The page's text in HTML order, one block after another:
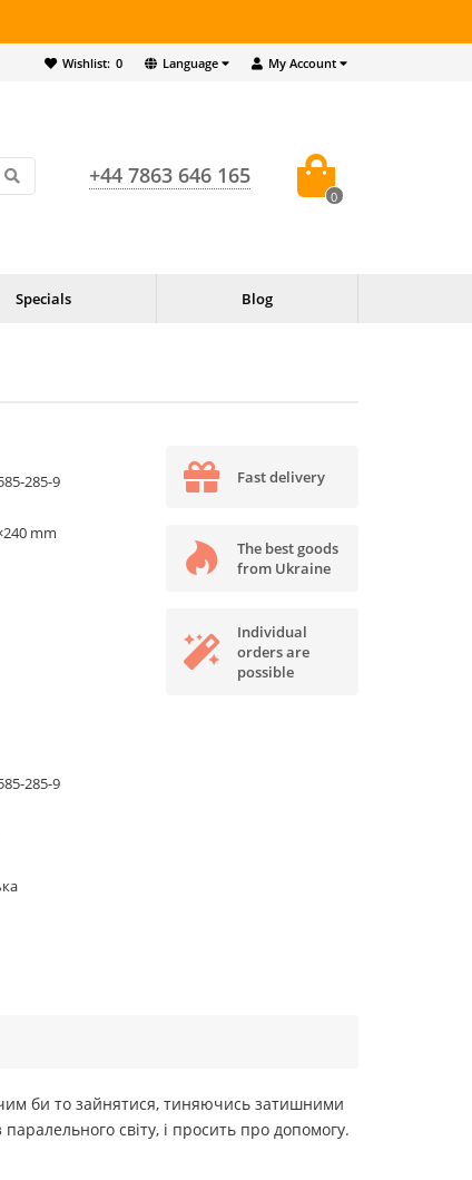
My Account
Language
Wishlist: 0
+44 7863 646 165
0
Specials Blog
285-9
mm
285-9
Fast delivery
The best goods
from Ukraine
Individual
orders are
possible
чим би то зайнятися, тиняючись затишними
світу, і просить про допомогу.